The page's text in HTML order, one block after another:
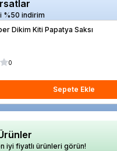
%50 indirim
Dikim Kiti Papatya Saksı
0
Sepete Ekle
iyi fiyatlı ürünleri görün!